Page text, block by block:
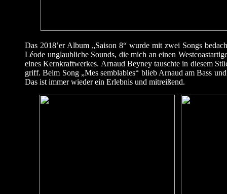
Das 2018’er Album „Saison 8“ wurde mit zwei Songs
Léode unglaubliche Sounds, die mich an einen
eines Kernkraftwerkes. Arnaud Beyney tauschte in diesem
griff. Beim Song „Mes semblables“ blieb Arnaud am Bass
Das ist immer wieder ein Erlebnis und mitreißend.